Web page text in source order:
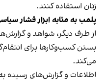
زنان استفاده کنند.
پلمب به مثابه ابزار فشار
از طرف دیگر، شواهد و
بستن کسب‌وکارها برای
می‌کند.
اطلاعات و گزارش‌های رسیده